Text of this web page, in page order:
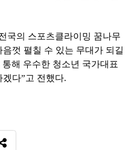
국의 스포츠클라이밍 꿈나무
껏 펼칠 수 있는 무대가 되길
해 우수한 청소년 국가대표
겠다”고 전했다.